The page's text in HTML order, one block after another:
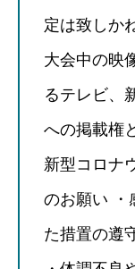
定は致しか
大会中の映
るテレビ、
への掲載権
新型コロナ
のお願い ・
た措置の遵